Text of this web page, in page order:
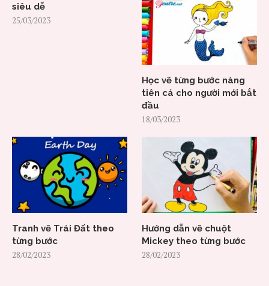
siêu dễ
25/03/2023
Học vẽ từng bước nàng
tiên cá cho người mới bắt
đầu
18/03/2023
Tranh vẽ Trái Đất theo
từng bước
28/02/2023
Hướng dẫn vẽ chuột
Mickey theo từng bước
28/02/2023